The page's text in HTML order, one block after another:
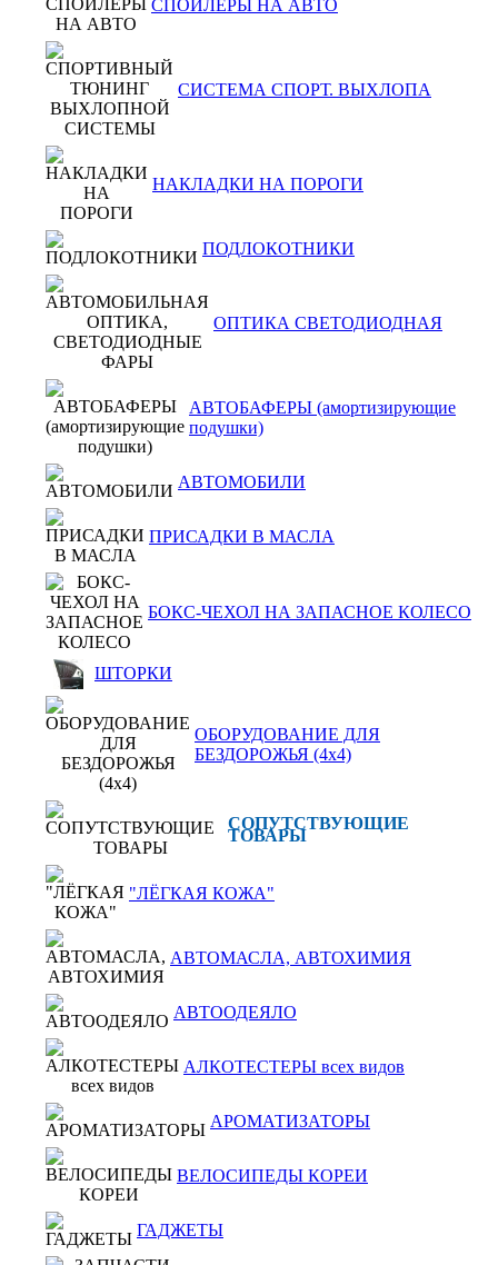
СПОЙЛЕРЫ НА АВТО
СИСТЕМА СПОРТ. ВЫХЛОПА
НАКЛАДКИ НА ПОРОГИ
ПОДЛОКОТНИКИ
ОПТИКА СВЕТОДИОДНАЯ
АВТОБАФЕРЫ (амортизирующие
подушки)
АВТОМОБИЛИ
ПРИСАДКИ В МАСЛА
БОКС-ЧЕХОЛ НА ЗАПАСНОЕ КОЛЕСО
ШТОРКИ
ОБОРУДОВАНИЕ ДЛЯ
БЕЗДОРОЖЬЯ (4x4)
СОПУТСТВУЮЩИЕ
ТОВАРЫ
"ЛЁГКАЯ КОЖА"
АВТОМАСЛА, АВТОХИМИЯ
АВТООДЕЯЛО
АЛКОТЕСТЕРЫ всех видов
АРОМАТИЗАТОРЫ
ВЕЛОСИПЕДЫ КОРЕИ
ГАДЖЕТЫ